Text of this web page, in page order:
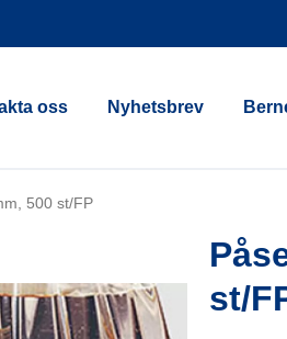
oss Nyhetsbrev
500 st/FP
st/